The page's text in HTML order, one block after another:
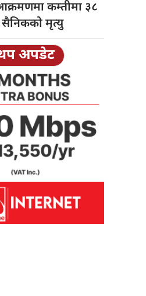
कम्तीमा ३८
मृत्यु
अपडेट